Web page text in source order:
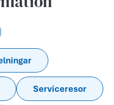
Serviceresor